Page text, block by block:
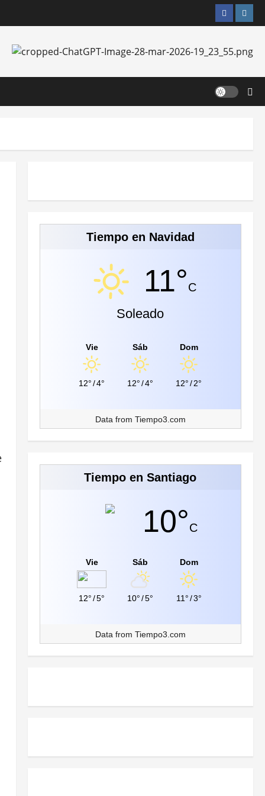
Facebook
Tiempo en Navidad
11°C
Soleado
Vie
12° /4°
Sáb
12° /4°
Dom
12° /2°
Data from Tiempo3.com
Tiempo en Santiago
10°C
Vie
12° /5°
Sáb
10° /5°
Dom
11°/3°
Data from Tiempo3.com